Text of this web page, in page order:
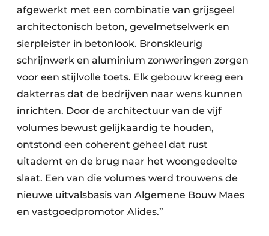
afgewerkt met een combinatie van grijsgeel
architectonisch beton, gevelmetselwerk en
sierpleister in betonlook. Bronskleurig
schrijnwerk en aluminium zonweringen zorgen
voor een stijlvolle toets. Elk gebouw kreeg een
dakterras dat de bedrijven naar wens kunnen
inrichten. Door de architectuur van de vijf
volumes bewust gelijkaardig te houden,
ontstond een coherent geheel dat rust
uitademt en de brug naar het woongedeelte
slaat. Een van die volumes werd trouwens de
nieuwe uitvalsbasis van Algemene Bouw Maes
en vastgoedpromotor Alides.”